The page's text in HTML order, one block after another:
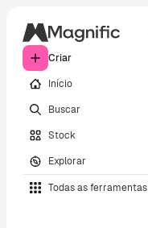
Criar
Início
Buscar
Stock
Explorar
Todas as ferramentas